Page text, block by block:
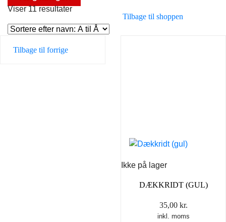
Tilbage til shoppen
Viser 11 resultater
Tilbage til forrige
Ikke på lager
DÆKKRIDT (GUL)
35,00 kr.
inkl. moms